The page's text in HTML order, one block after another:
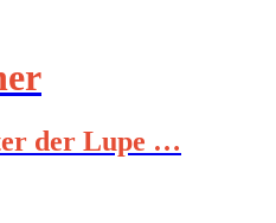
der Lupe …